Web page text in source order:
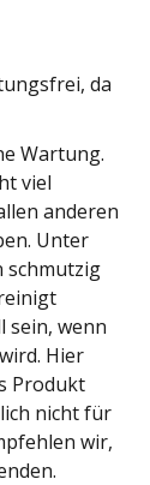
da
Wartung.
viel
anderen
Unter
schmutzig
sein, wenn
Hier
Produkt
nicht für
wir,